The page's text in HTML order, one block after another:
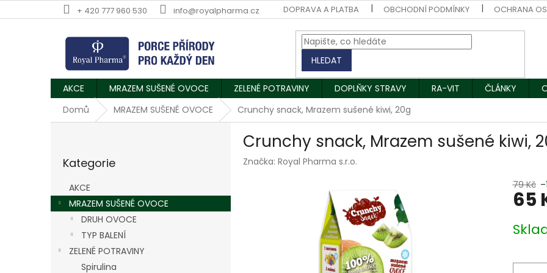
na
+ 420 777 960 530 info@royalpharma.cz DOPRAVA A PLATBA OBCHODNÍ PODMÍNKY OCHRANA
HLEDAT
AKCE MRAZEM SUŠENÉ OVOCE ZELENÉ POTRAVINY DOPLŇKY STRAVY RA-VIT ČLÁNKY
Domů
MRAZEM SUŠENÉ OVOCE Crunchy snack, Mrazem sušené kiwi, 20g
a
n
kategorie
Kategorie
AKCE
MRAZEM SUŠENÉ OVOCE
DRUH OVOCE
TYP BALENÍ
ZELENÉ POTRAVINY
Spirulina
Crunchy snack, Mrazem sušené kiwi,
Značka: Royal Pharma s.r.o.
79 Kč
65
cena: